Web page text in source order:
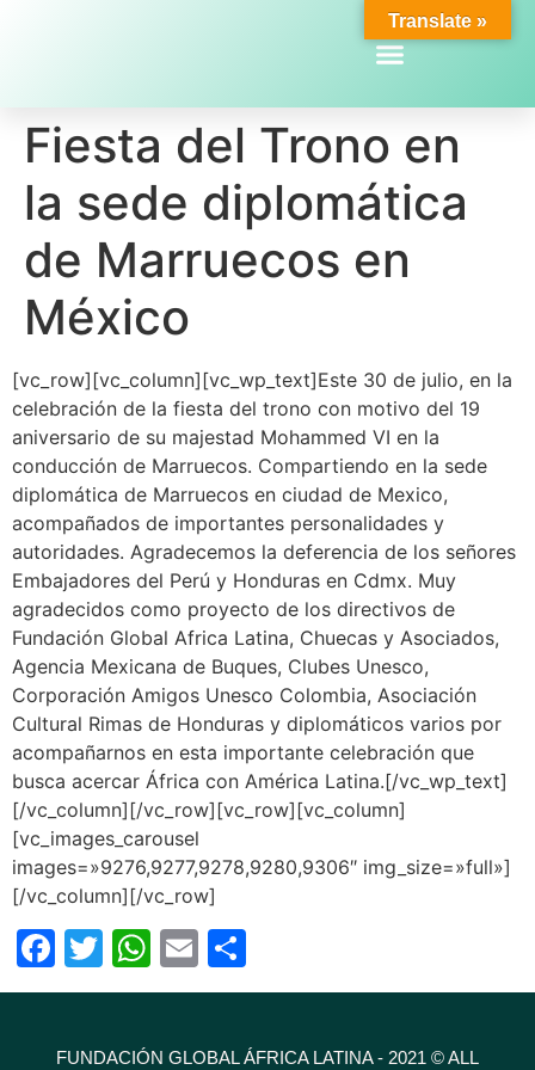
Fiesta del Trono en
la sede diplomática
de Marruecos en
México
[vc_row][vc_column][vc_wp_text]Este 30 de julio, en la
celebración de la fiesta del trono con motivo del 19
aniversario de su majestad Mohammed VI en la
conducción de Marruecos. Compartiendo en la sede
diplomática de Marruecos en ciudad de Mexico,
acompañados de importantes personalidades y
autoridades. Agradecemos la deferencia de los señores
Embajadores del Perú y Honduras en Cdmx. Muy
agradecidos como proyecto de los directivos de
Fundación Global Africa Latina, Chuecas y Asociados,
Agencia Mexicana de Buques, Clubes Unesco,
Corporación Amigos Unesco Colombia, Asociación
Cultural Rimas de Honduras y diplomáticos varios por
acompañarnos en esta importante celebración que
busca acercar África con América Latina.[/vc_wp_text]
[/vc_column][/vc_row][vc_row][vc_column]
[vc_images_carousel
images=»9276,9277,9278,9280,9306″ img_size=»full»]
[/vc_column][/vc_row]
Facebook
Twitter
WhatsApp
Email
FUNDACIÓN GLOBAL ÁFRICA LATINA - 2021 © ALL
Translate »